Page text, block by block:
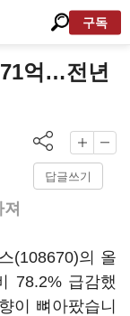
구독
억…전년
답글쓰기
(108670)의 올
78.2% 급감했
이 뼈아팠습니